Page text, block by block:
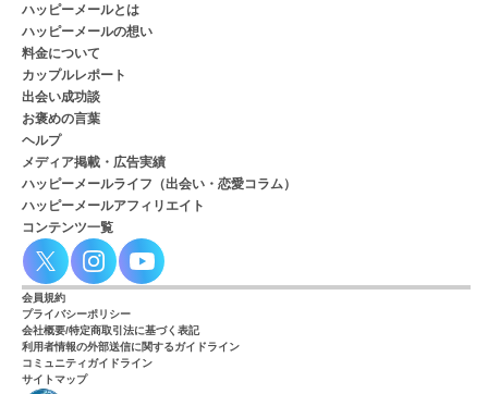
ハッピーメールとは
ハッピーメールの想い
料金について
カップルレポート
出会い成功談
お褒めの言葉
ヘルプ
メディア掲載・広告実績
ハッピーメールライフ（出会い・恋愛コラム）
ハッピーメールアフィリエイト
コンテンツ一覧
会員規約
プライバシーポリシー
会社概要/特定商取引法に基づく表記
利用者情報の外部送信に関するガイドライン
コミュニティガイドライン
サイトマップ